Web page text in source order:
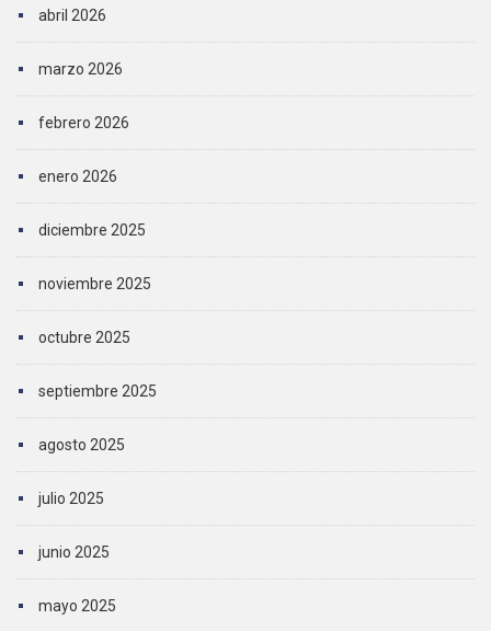
abril 2026
marzo 2026
febrero 2026
enero 2026
diciembre 2025
noviembre 2025
octubre 2025
septiembre 2025
agosto 2025
julio 2025
junio 2025
mayo 2025